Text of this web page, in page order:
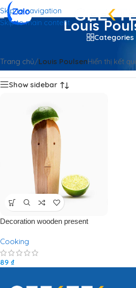
Skip to navigation
Skip to main contentLouis
Categories
Trang chủ/Louis PoulsenHiển thị kết
Show sidebar
Decoration wooden present
Cooking
89 ₫